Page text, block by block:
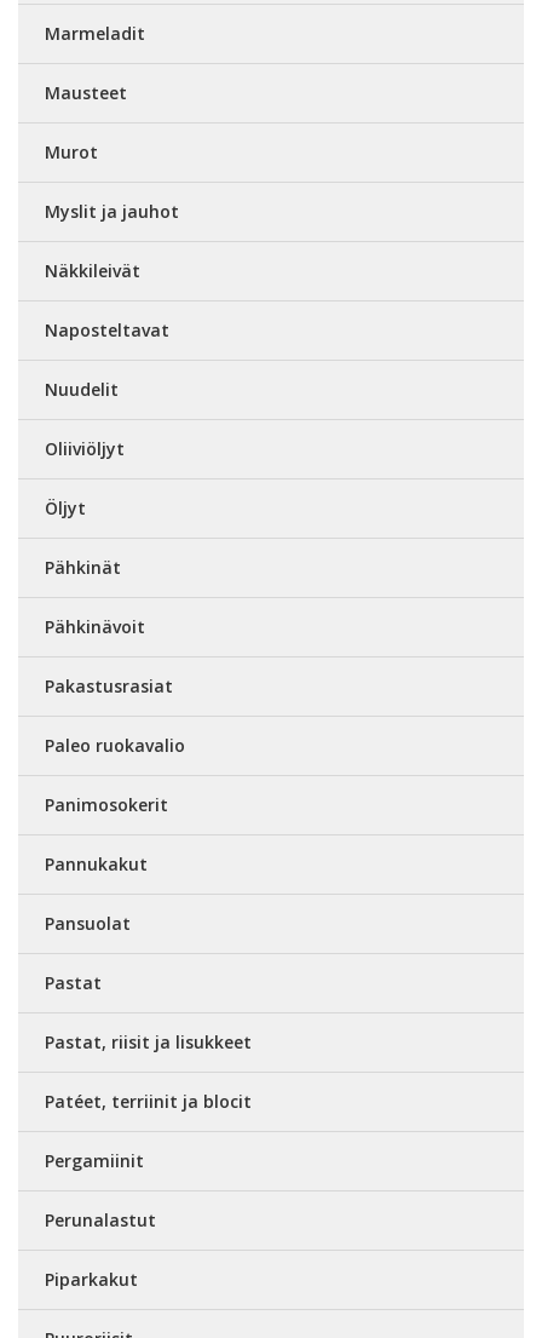
Marmeladit
Mausteet
Murot
Myslit ja jauhot
Näkkileivät
Naposteltavat
Nuudelit
Oliiviöljyt
Öljyt
Pähkinät
Pähkinävoit
Pakastusrasiat
Paleo ruokavalio
Panimosokerit
Pannukakut
Pansuolat
Pastat
Pastat, riisit ja lisukkeet
Patéet, terriinit ja blocit
Pergamiinit
Perunalastut
Piparkakut